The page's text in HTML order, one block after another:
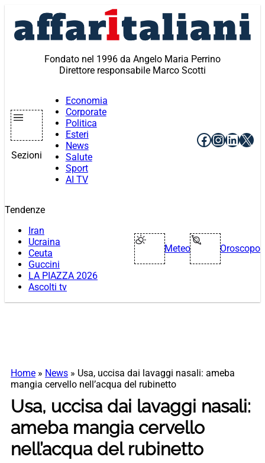
contenuto
Fondato nel 1996 da Angelo Maria Perrino
Direttore responsabile Marco Scotti
Sezioni
Economia
Corporate
Politica
Esteri
News
Salute
Sport
AI TV
Facebook
X
Tendenze
Iran
Ucraina
Ceuta
Guccini
LA PIAZZA 2026
Ascolti tv
Meteo Oroscopo
Home » News » Usa, uccisa dai lavaggi nasali: ameba
mangia cervello nell’acqua del rubinetto
Usa, uccisa dai lavaggi nasali:
ameba mangia cervello
nell’acqua del rubinetto